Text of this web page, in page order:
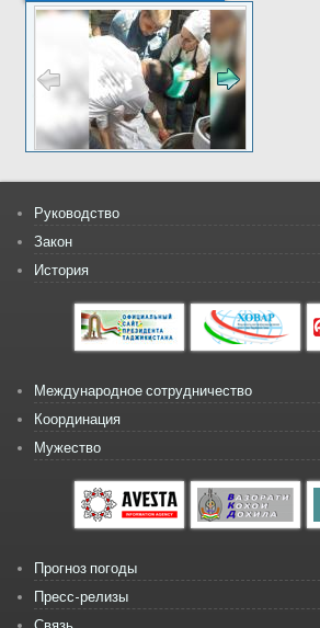
Руководство
Закон
История
Международное сотрудничество
Координация
Мужество
Прогноз погоды
Пресс-релизы